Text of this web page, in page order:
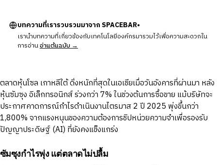
บทความที่เรารวบรวมมาจาก SPACEBAR•
เรานำบทความที่เกี่ยวข้องกับเทคโนโลยีองค์กรมารวมไว้เพื่อความสะดวกใน
การอ่านอ่านต้นฉบับ →
ตลาดหุ้นโซล เกาหลีใต้ ดิ่งหนักที่สุดในเอเชียเมื่อวันอังคารที่ผ่านมา หลัง
หุ้นซัมซุง อิเล็กทรอนิกส์ ร่วงกว่า 7% ในช่วงต้นการซื้อขาย แม้บริษัทจะ
ประกาศคาดการณ์กำไรดำเนินงานไตรมาส 2 ปี 2025 พุ่งขึ้นกว่า
1,800% จากแรงหนุนของความต้องการชิปหน่วยความจำเพื่อรองรับ
ปัญญาประดิษฐ์ (AI) ที่ยังคงแข็งแกร่ง
ซัมซุงกำไรพุ่ง แต่ตลาดไม่ปลื้ม